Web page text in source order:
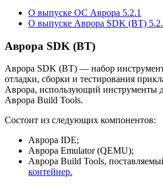
О выпуске ОС Аврора 5.2.1
О выпуске Аврора SDK (BT)
Аврора SDK (BT)
Аврора SDK (BT) — набор
отладки, сборки и тестирования
Аврора, использующий инструменты
Аврора Build Tools.
Состоит из следующих компонентов:
Аврора IDE;
Аврора Emulator (QEMU);
Аврора Build Tools,
контейнер.